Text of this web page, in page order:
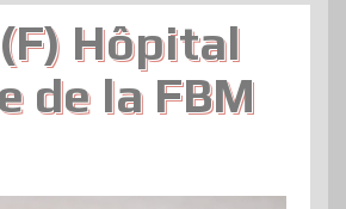
Hôpital
de la FBM